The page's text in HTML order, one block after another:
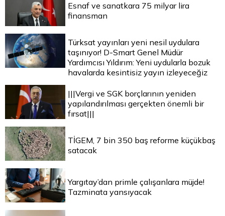
Esnaf ve sanatkara 75 milyar lira
finansman
Türksat yayınları yeni nesil uydulara
taşınıyor! D-Smart Genel Müdür
Yardımcısı Yıldırım: Yeni uydularla bozuk
havalarda kesintisiz yayın izleyeceğiz
|||Vergi ve SGK borçlarının yeniden
yapılandırılması gerçekten önemli bir
fırsat|||
TİGEM, 7 bin 350 baş reforme küçükbaş
satacak
Yargıtay’dan primle çalışanlara müjde!
Tazminata yansıyacak